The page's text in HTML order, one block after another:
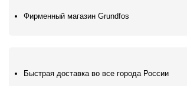
Фирменный магазин Grundfos
Быстрая доставка во все города России